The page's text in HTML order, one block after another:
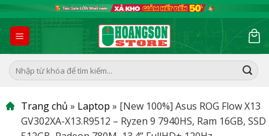
to
content
Tìm
kiếm:
Trang chủ » Laptop » [New 100%] Asus ROG Flow X13
GV302XA-X13.R9512 – Ryzen 9 7940HS, Ram 16GB, SSD